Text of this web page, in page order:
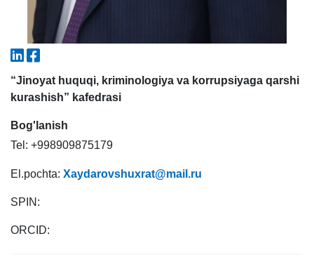
“Jinoyat huquqi, kriminologiya va korrupsiyaga qarshi
kurashish” kafedrasi
Bog'lanish
Tel: +998909875179
El.pochta: Xaydarovshuxrat@mail.ru
SPIN:
ORCID: